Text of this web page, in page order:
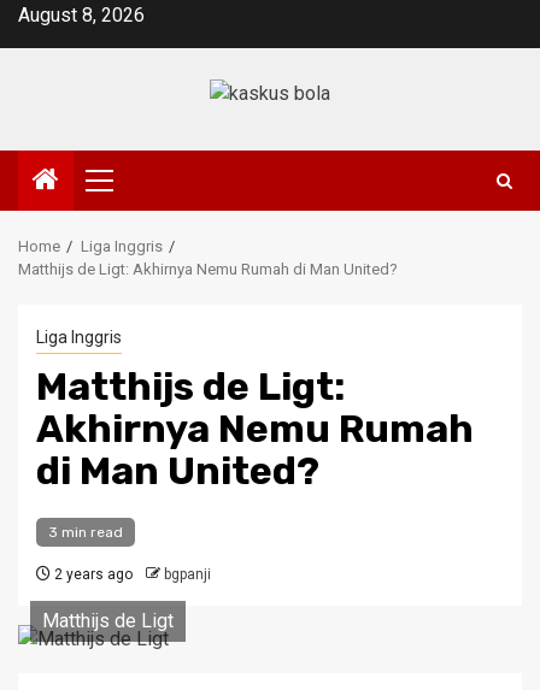
SkipAugust 8, 2026
Primary
Menu
Home
Liga Inggris
Matthijs de Ligt: Akhirnya Nemu Rumah di Man United?
Liga Inggris
Matthijs de Ligt:
Akhirnya Nemu Rumah
di Man United?
3 min read
2 years ago bgpanji
Matthijs de Ligt